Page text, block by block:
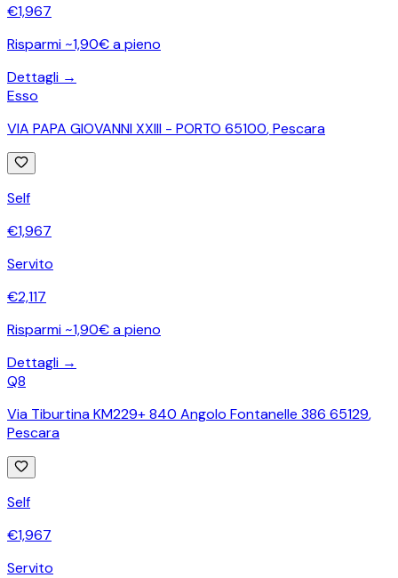
€1,967
Risparmi ~1,90€ a pieno
Dettagli →
Esso
VIA PAPA GIOVANNI XXIII - PORTO 65100,Pescara
Self
€1,967
Servito
€2,117
Risparmi ~1,90€ a pieno
Dettagli →
Q8
Via Tiburtina KM229+ 840 Angolo Fontanelle 386 65129,
Pescara
Self
€1,967
Servito